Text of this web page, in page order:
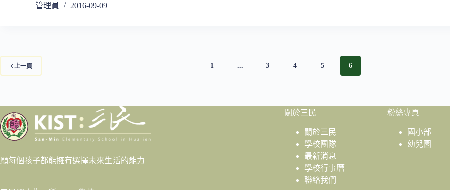
管理員
2016-09-09
上一頁 1 ... 3 4 5 6
願每個孩子都能擁有選擇未來生活的能力
關於三民
關於三民
學校團隊
最新消息
學校行事曆
聯絡我們
粉絲專頁
國小部
幼兒園